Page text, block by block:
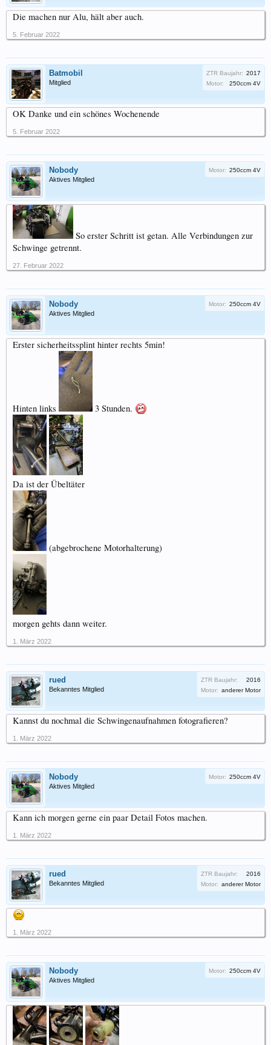
Die machen nur Alu, hält aber auch.
5. Februar 2022
Batmobil
Mitglied
ZTR Baujahr: 2017
Motor:
250ccm 4V
OK Danke und ein schönes Wochenende
5. Februar 2022
Nobody
Aktives Mitglied
Motor: 250ccm 4V
So erster Schritt ist getan. Alle Verbindungen zur
Schwinge getrennt.
27. Februar 2022
Nobody
Aktives Mitglied
Motor: 250ccm 4V
Erster sicherheitssplint hinter rechts 5min!
Hinten links 3 Stunden.
Da ist der Übeltäter
(abgebrochene Motorhalterung)
morgen gehts dann weiter.
1. März 2022
rued
Bekanntes Mitglied
ZTR Baujahr:
2016
Motor: anderer Motor
Kannst du nochmal die Schwingenaufnahmen fotografieren?
1. März 2022
Nobody
Aktives Mitglied
Motor: 250ccm 4V
Kann ich morgen gerne ein paar Detail Fotos machen.
1. März 2022
rued
Bekanntes Mitglied
ZTR Baujahr:
2016
Motor: anderer Motor
1. März 2022
Nobody
Aktives Mitglied
Motor: 250ccm 4V